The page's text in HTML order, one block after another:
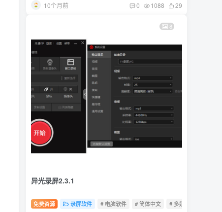
10个月前 0 1088 29
8
异光录屏2.3.1
免费资源 录屏软件 # 电脑软件 # 简体中文 # 多媒体